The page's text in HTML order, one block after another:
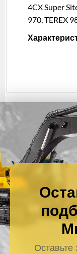
4CX Super
970, TEREX
Оставьте